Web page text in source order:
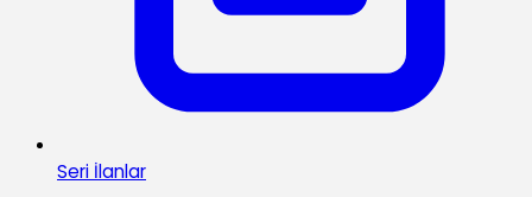
Seri İlanlar